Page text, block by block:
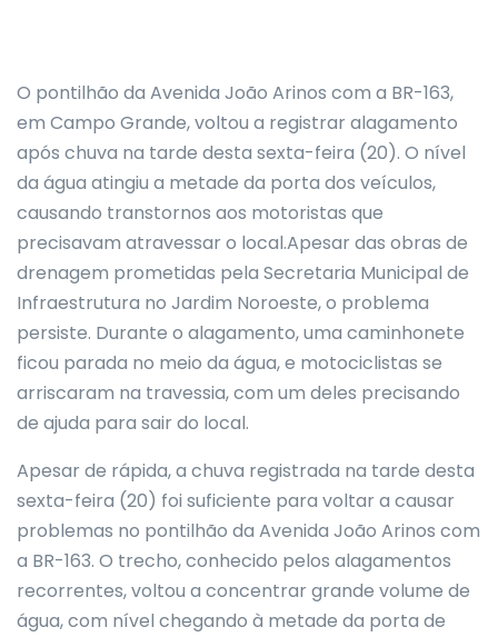
O pontilhão da Avenida João Arinos com a BR-163,
em Campo Grande, voltou a registrar alagamento
após chuva na tarde desta sexta-feira (20). O nível
da água atingiu a metade da porta dos veículos,
causando transtornos aos motoristas que
precisavam atravessar o local.Apesar das obras de
drenagem prometidas pela Secretaria Municipal de
Infraestrutura no Jardim Noroeste, o problema
persiste. Durante o alagamento, uma caminhonete
ficou parada no meio da água, e motociclistas se
arriscaram na travessia, com um deles precisando
de ajuda para sair do local.
Apesar de rápida, a chuva registrada na tarde desta
sexta-feira (20) foi suficiente para voltar a causar
problemas no pontilhão da Avenida João Arinos com
a BR-163. O trecho, conhecido pelos alagamentos
recorrentes, voltou a concentrar grande volume de
água, com nível chegando à metade da porta de